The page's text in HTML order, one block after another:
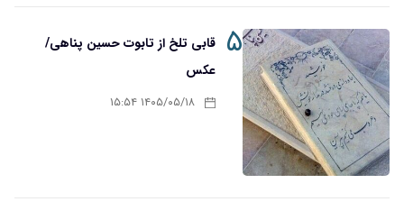
۵ قابی تلخ از تابوت حسین پناهی/
عکس
۱۴۰۵/۰۵/۱۸ ۱۵:۵۴